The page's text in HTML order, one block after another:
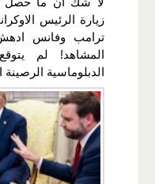
زيارة الرئيس
ترامب وفانس
المشاهد! لم
الدبلوماسية الرصينة